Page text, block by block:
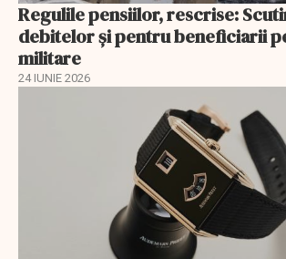
Regulile pensiilor, rescrise:
debitelor și pentru beneficiarii
militare
24 IUNIE 2026